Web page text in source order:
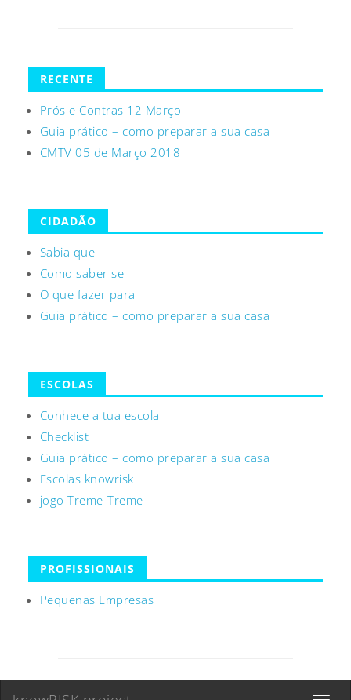
RECENTE
Prós e Contras 12 Março
Guia prático – como preparar a sua casa
CMTV 05 de Março 2018
CIDADÃO
Sabia que
Como saber se
O que fazer para
Guia prático – como preparar a sua casa
ESCOLAS
Conhece a tua escola
Checklist
Guia prático – como preparar a sua casa
Escolas knowrisk
jogo Treme-Treme
PROFISSIONAIS
Pequenas Empresas